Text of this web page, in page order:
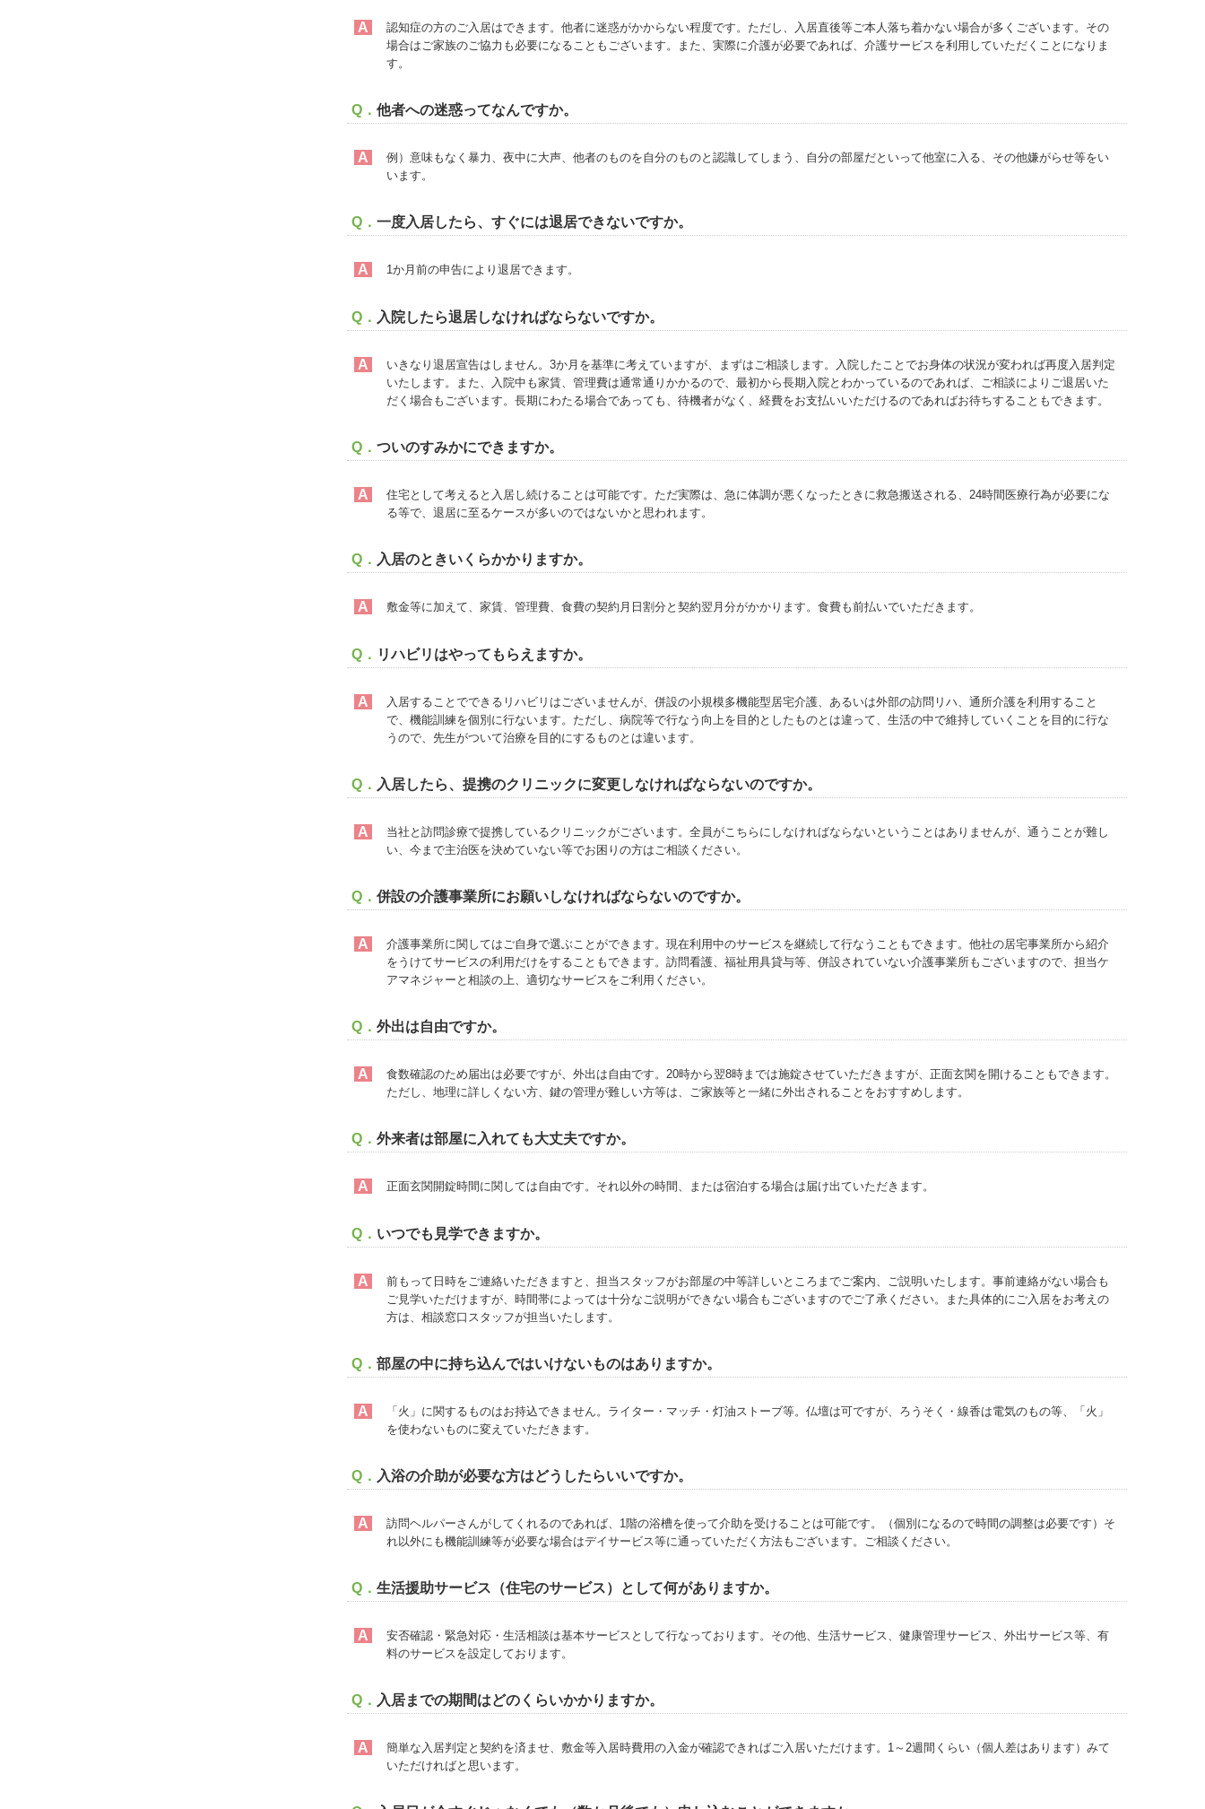
A
認知症の方のご入居はできます。他者に迷惑がかからない程度です。ただし、入居直後等ご本人落ち着かない場合が多くございます。その
場合はご家族のご協力も必要になることもございます。また、実際に介護が必要であれば、介護サービスを利用していただくことになりま
す。
Q． 他者への迷惑ってなんですか。
A
例）意味もなく暴力、夜中に大声、他者のものを自分のものと認識してしまう、自分の部屋だといって他室に入る、その他嫌がらせ等をい
います。
Q． 一度入居したら、すぐには退居できないですか。
A 1か月前の申告により退居できます。
Q． 入院したら退居しなければならないですか。
A
いきなり退居宣告はしません。3か月を基準に考えていますが、まずはご相談します。入院したことでお身体の状況が変われば再度入居判定
いたします。また、入院中も家賃、管理費は通常通りかかるので、最初から長期入院とわかっているのであれば、ご相談によりご退居いた
だく場合もございます。長期にわたる場合であっても、待機者がなく、経費をお支払いいただけるのであればお待ちすることもできます。
Q． ついのすみかにできますか。
A
住宅として考えると入居し続けることは可能です。ただ実際は、急に体調が悪くなったときに救急搬送される、24時間医療行為が必要にな
る等で、退居に至るケースが多いのではないかと思われます。
Q． 入居のときいくらかかりますか。
A 敷金等に加えて、家賃、管理費、食費の契約月日割分と契約翌月分がかかります。食費も前払いでいただきます。
Q． リハビリはやってもらえますか。
A
入居することでできるリハビリはございませんが、併設の小規模多機能型居宅介護、あるいは外部の訪問リハ、通所介護を利用すること
で、機能訓練を個別に行ないます。ただし、病院等で行なう向上を目的としたものとは違って、生活の中で維持していくことを目的に行な
うので、先生がついて治療を目的にするものとは違います。
Q． 入居したら、提携のクリニックに変更しなければならないのですか。
A
当社と訪問診療で提携しているクリニックがございます。全員がこちらにしなければならないということはありませんが、通うことが難し
い、今まで主治医を決めていない等でお困りの方はご相談ください。
Q． 併設の介護事業所にお願いしなければならないのですか。
A
介護事業所に関してはご自身で選ぶことができます。現在利用中のサービスを継続して行なうこともできます。他社の居宅事業所から紹介
をうけてサービスの利用だけをすることもできます。訪問看護、福祉用具貸与等、併設されていない介護事業所もございますので、担当ケ
アマネジャーと相談の上、適切なサービスをご利用ください。
Q． 外出は自由ですか。
A
食数確認のため届出は必要ですが、外出は自由です。20時から翌8時までは施錠させていただきますが、正面玄関を開けることもできます。
ただし、地理に詳しくない方、鍵の管理が難しい方等は、ご家族等と一緒に外出されることをおすすめします。
Q． 外来者は部屋に入れても大丈夫ですか。
A 正面玄関開錠時間に関しては自由です。それ以外の時間、または宿泊する場合は届け出ていただきます。
Q． いつでも見学できますか。
A
前もって日時をご連絡いただきますと、担当スタッフがお部屋の中等詳しいところまでご案内、ご説明いたします。事前連絡がない場合も
ご見学いただけますが、時間帯によっては十分なご説明ができない場合もございますのでご了承ください。また具体的にご入居をお考えの
方は、相談窓口スタッフが担当いたします。
Q． 部屋の中に持ち込んではいけないものはありますか。
A
「火」に関するものはお持込できません。ライター・マッチ・灯油ストーブ等。仏壇は可ですが、ろうそく・線香は電気のもの等、「火」
を使わないものに変えていただきます。
Q． 入浴の介助が必要な方はどうしたらいいですか。
A
訪問ヘルパーさんがしてくれるのであれば、1階の浴槽を使って介助を受けることは可能です。（個別になるので時間の調整は必要です）そ
れ以外にも機能訓練等が必要な場合はデイサービス等に通っていただく方法もございます。ご相談ください。
Q． 生活援助サービス（住宅のサービス）として何がありますか。
A
安否確認・緊急対応・生活相談は基本サービスとして行なっております。その他、生活サービス、健康管理サービス、外出サービス等、有
料のサービスを設定しております。
Q． 入居までの期間はどのくらいかかりますか。
A
簡単な入居判定と契約を済ませ、敷金等入居時費用の入金が確認できればご入居いただけます。1～2週間くらい（個人差はあります）みて
いただければと思います。